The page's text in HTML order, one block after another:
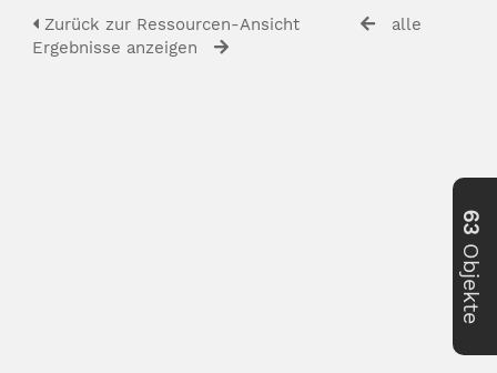
Zurück zur Ressourcen-Ansicht
alle
Ergebnisse anzeigen
63
Objekte